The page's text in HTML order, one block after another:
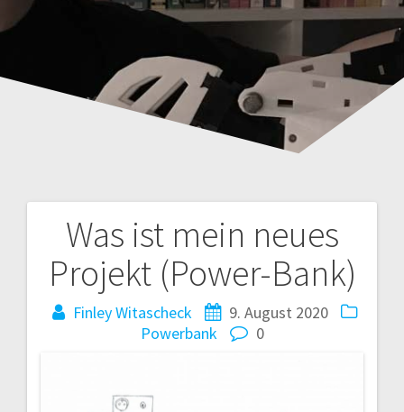
Was ist mein neues
Projekt (Power-Bank)
Finley Witascheck
9. August 2020
Powerbank
0
Beitragsnavigation